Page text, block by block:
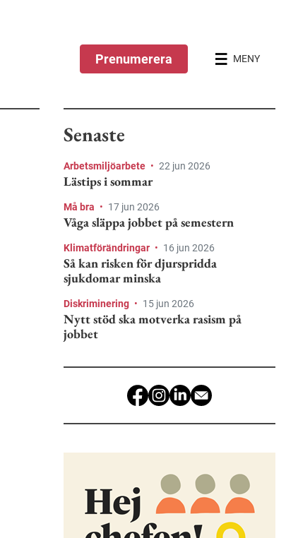
Prenumerera MENY
Senaste
Arbetsmiljöarbete • 22 jun 2026
Lästips i sommar
Må bra • 17 jun 2026
Våga släppa jobbet på semestern
Klimatförändringar • 16 jun 2026
Så kan risken för djurspridda
sjukdomar minska
Diskriminering • 15 jun 2026
Nytt stöd ska motverka rasism på
jobbet